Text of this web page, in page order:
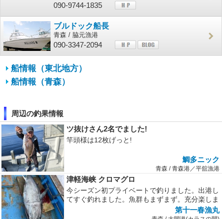
090-9744-1835
ブルドック船長
青森 / 脇元漁港
090-3347-2094
船情報（東北地方）
船情報（青森）
周辺の釣果情報
ツ抜けさん2名でました!
竿頭様は12枚げっと!
鯛多ニック
青森 / 青森港／平舘漁港
津軽海峡 クロマグロ
今シーズン初プライベートで釣りました。出港し
てすぐ釣れました。魚群もまずまず。充分楽しま
第十一春漁丸